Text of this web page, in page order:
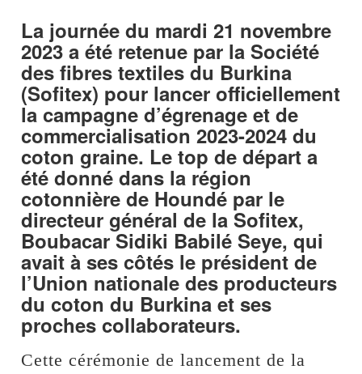
La journée du mardi 21 novembre
2023 a été retenue par la Société
des fibres textiles du Burkina
(Sofitex) pour lancer officiellement
la campagne d’égrenage et de
commercialisation 2023-2024 du
coton graine. Le top de départ a
été donné dans la région
cotonnière de Houndé par le
directeur général de la Sofitex,
Boubacar Sidiki Babilé Seye, qui
avait à ses côtés le président de
l’Union nationale des producteurs
du coton du Burkina et ses
proches collaborateurs.
Cette cérémonie de lancement de la